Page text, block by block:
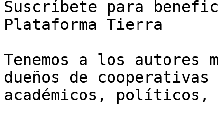
Suscríbete para
Plataforma Tierra
Tenemos a los autores
dueños de cooperativas
académicos, políticos,